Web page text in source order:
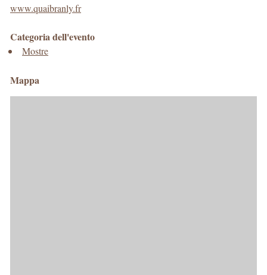
www.quaibranly.fr
Categoria dell'evento
Mostre
Mappa